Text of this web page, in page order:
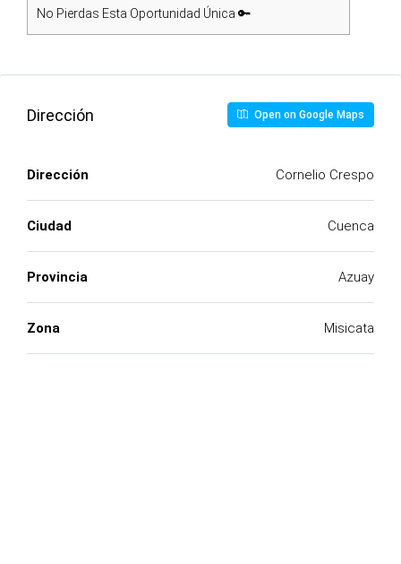
No Pierdas Esta Oportunidad Única 🔑
Dirección Open on Google Maps
Dirección Cornelio Crespo
Ciudad Cuenca
Provincia Azuay
Zona Misicata